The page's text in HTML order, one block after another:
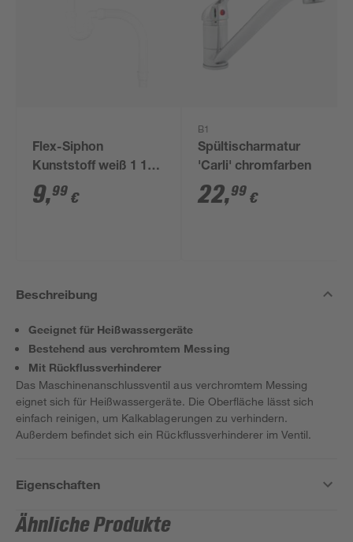
Flex-Siphon
Kunststoff weiß 1 1/2'
x 40/50 mm
9,99 €
B1
Spültischarmatur
'Carli' chromfarben
22,99 €
Beschreibung
Geeignet für Heißwassergeräte
Bestehend aus verchromtem Messing
Mit Rückflussverhinderer
Das Maschinenanschlussventil aus verchromtem Messing
eignet sich für Heißwassergeräte. Die Oberfläche lässt sich
einfach reinigen, um Kalkablagerungen zu verhindern.
Außerdem befindet sich ein Rückflussverhinderer im Ventil.
Eigenschaften
Ähnliche Produkte